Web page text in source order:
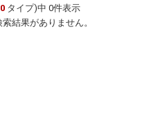
0 タイプ)中 0件表示
結果がありません。